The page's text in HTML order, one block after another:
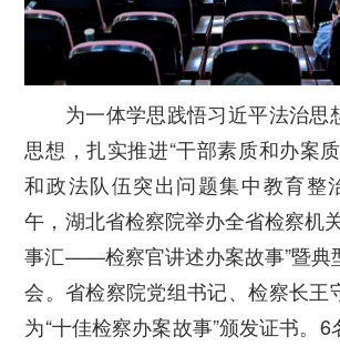
为一体学思践悟习近平法治思
思想，扎实推进“干部素质和办案
和政法队伍突出问题集中教育整
午，湖北省检察院举办全省检察机
事汇——检察官讲述办案故事”暨典
会。省检察院党组书记、检察长王
为“十佳检察办案故事”颁发证书。 6